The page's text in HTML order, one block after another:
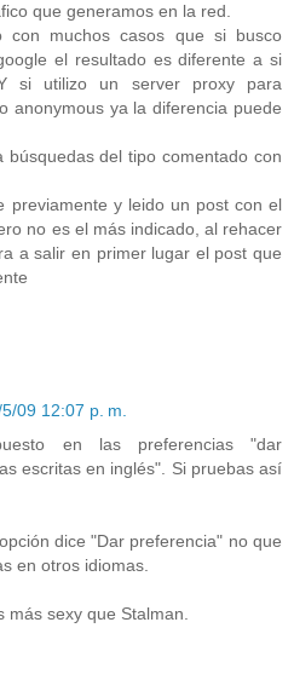
que generamos en la red.
con muchos casos que si busco
el resultado es diferente a si
si utilizo un server proxy para
anonymous ya la diferencia puede
búsquedas del tipo comentado con
previamente y leido un post con el
no es el más indicado, al rehacer
a salir en primer lugar el post que
09 12:07 p. m.
en las preferencias "dar
escritas en inglés". Si pruebas así
dice "Dar preferencia" no que
en otros idiomas.
más sexy que Stalman.